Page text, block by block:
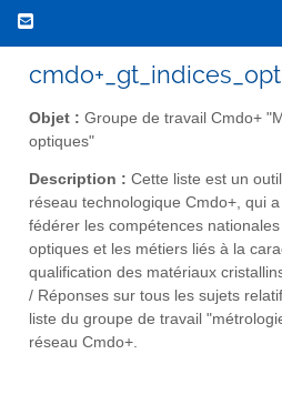
Objet : Groupe de travail Cmdo+
optiques"
Description : Cette liste est un
réseau technologique Cmdo+, qui
fédérer les compétences
optiques et les métiers liés à la
qualification des matériaux
/ Réponses sur tous les sujets
liste du groupe de travail
réseau Cmdo+.